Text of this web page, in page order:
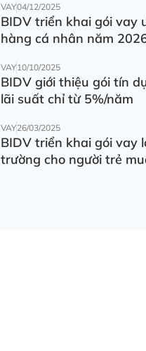
VAY04/12/2025
BIDV triển khai gói vay
hàng cá nhân năm
VAY10/10/2025
BIDV giới thiệu gói tín
lãi suất chỉ từ 5%/năm
VAY26/03/2025
BIDV triển khai gói vay
trường cho người trẻ